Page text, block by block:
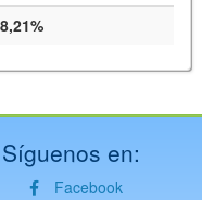
Síguenos en:
Facebook